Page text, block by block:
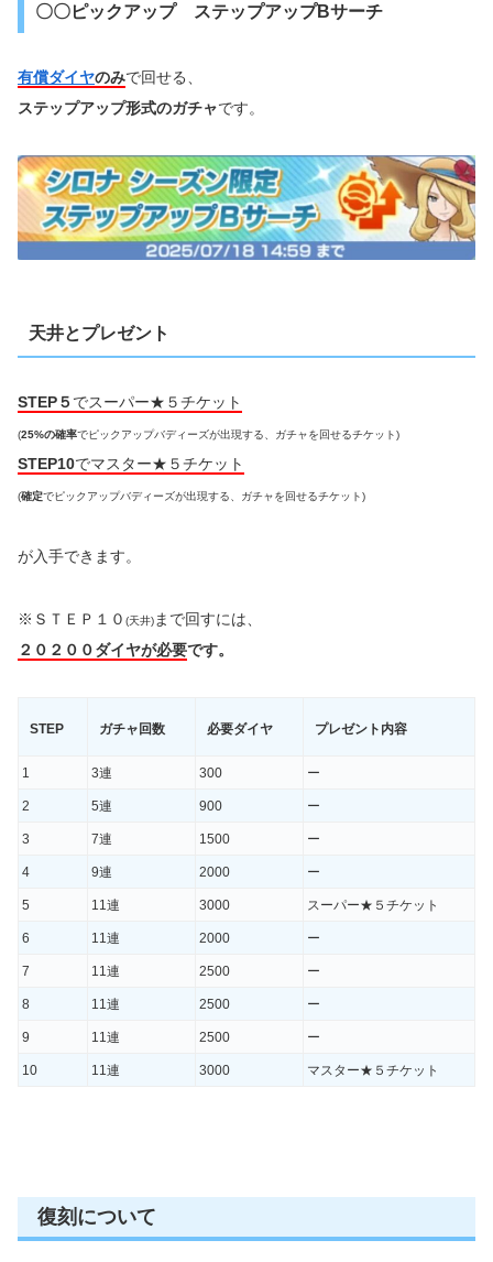
〇〇ピックアップ ステップアップBサーチ
有償ダイヤのみで回せる、
ステップアップ形式のガチャです。
天井とプレゼント
STEP５ でスーパー★５チケット
(25%の確率でピックアップバディーズが出現する、ガチャを回せるチケット)
STEP10でマスター★５チケット
(確定でピックアップバディーズが出現する、ガチャを回せるチケット)
が入手できます。
※ＳＴＥＰ１０ (天井)まで回すには、
２０２００ダイヤが必要です。
STEP ガチャ回数 必要ダイヤ プレゼント内容
1 3連 300 ー
2 5連 900 ー
3 7連 1500 ー
4 9連 2000 ー
5 11連 3000 スーパー★５チケット
6 11連 2000 ー
7 11連 2500 ー
8 11連 2500 ー
9 11連 2500 ー
10 11連 3000 マスター★５チケット
復刻について